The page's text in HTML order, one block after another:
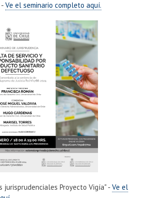
Ve el seminario completo aquí.
jurisprudenciales Proyecto Vigía" - Ve el